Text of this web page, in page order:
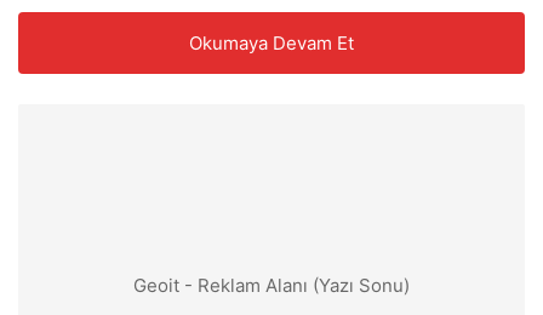
Okumaya Devam Et
Geoit - Reklam Alanı (Yazı Sonu)